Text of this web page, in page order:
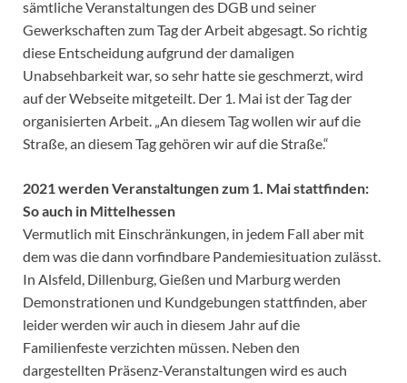
sämtliche Veranstaltungen des DGB und seiner
Gewerkschaften zum Tag der Arbeit abgesagt. So richtig
diese Entscheidung aufgrund der damaligen
Unabsehbarkeit war, so sehr hatte sie geschmerzt, wird
auf der Webseite mitgeteilt. Der 1. Mai ist der Tag der
organisierten Arbeit. „An diesem Tag wollen wir auf die
Straße, an diesem Tag gehören wir auf die Straße.“
2021 werden Veranstaltungen zum 1. Mai stattfinden:
So auch in Mittelhessen
Vermutlich mit Einschränkungen, in jedem Fall aber mit
dem was die dann vorfindbare Pandemiesituation zulässt.
In Alsfeld, Dillenburg, Gießen und Marburg werden
Demonstrationen und Kundgebungen stattfinden, aber
leider werden wir auch in diesem Jahr auf die
Familienfeste verzichten müssen. Neben den
dargestellten Präsenz-Veranstaltungen wird es auch